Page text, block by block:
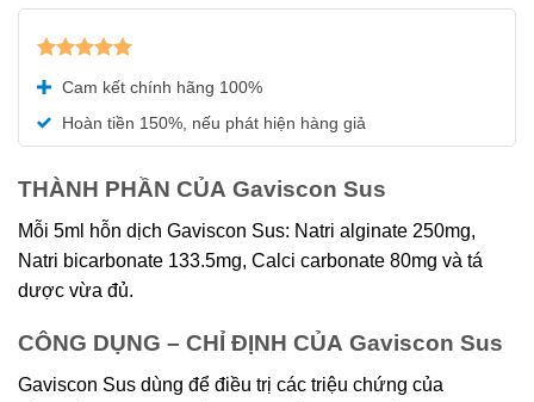
hạng5.00
5 sao
Cam kết chính hãng 100%
Hoàn tiền 150%, nếu phát hiện hàng giả
THÀNH PHẦN CỦA Gaviscon Sus
Mỗi 5ml hỗn dịch Gaviscon Sus: Natri alginate 250mg,
Natri bicarbonate 133.5mg, Calci carbonate 80mg và tá
dược vừa đủ.
CÔNG DỤNG – CHỈ ĐỊNH CỦA Gaviscon Sus
Gaviscon Sus dùng để điều trị các triệu chứng của